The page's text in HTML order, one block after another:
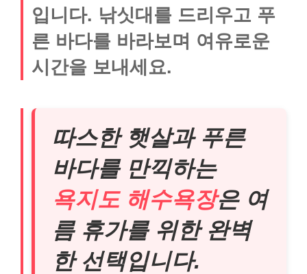
입니다. 낚싯대를 드리우고 푸
른 바다를 바라보며 여유로운
시간을 보내세요.
따스한 햇살과 푸른
바다를 만끽하는
욕지도 해수욕장은 여
름 휴가를 위한 완벽
한 선택입니다.